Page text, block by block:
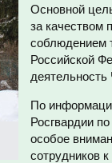
Основной
за качеством
соблюдением
Российской
По
Росгвардии
особое
сотрудников